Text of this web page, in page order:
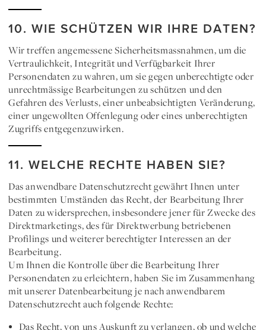
10. WIE SCHÜTZEN WIR IHRE DATEN?
Wir treffen angemessene Sicherheitsmassnahmen, um die
Vertraulichkeit, Integrität und Verfügbarkeit Ihrer
Personendaten zu wahren, um sie gegen unberechtigte oder
unrechtmässige Bearbeitungen zu schützen und den
Gefahren des Verlusts, einer unbeabsichtigten Veränderung,
einer ungewollten Offenlegung oder eines unberechtigten
Zugriffs entgegenzuwirken.
11. WELCHE RECHTE HABEN SIE?
Das anwendbare Datenschutzrecht gewährt Ihnen unter
bestimmten Umständen das Recht, der Bearbeitung Ihrer
Daten zu widersprechen, insbesondere jener für Zwecke des
Direktmarketings, des für Direktwerbung betriebenen
Profilings und weiterer berechtigter Interessen an der
Bearbeitung.
Um Ihnen die Kontrolle über die Bearbeitung Ihrer
Personendaten zu erleichtern, haben Sie im Zusammenhang
mit unserer Datenbearbeitung je nach anwendbarem
Datenschutzrecht auch folgende Rechte:
Das Recht, von uns Auskunft zu verlangen, ob und welche